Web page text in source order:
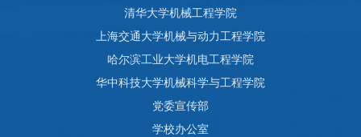
清华大学机械工程学院
上海交通大学机械与动力工程学院
哈尔滨工业大学机电工程学院
华中科技大学机械科学与工程学院
党委宣传部
学校办公室